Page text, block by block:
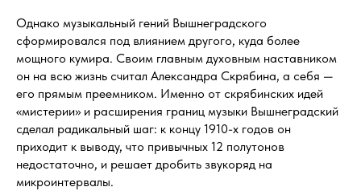
Однако музыкальный гений Вышнеградского
сформировался под влиянием другого, куда более
мощного кумира. Своим главным духовным наставником
он на всю жизнь считал Александра Скрябина, а себя —
его прямым преемником. Именно от скрябинских идей
«мистерии» и расширения границ музыки Вышнеградский
сделал радикальный шаг: к концу 1910-х годов он
приходит к выводу, что привычных 12 полутонов
недостаточно, и решает дробить звукоряд на
микроинтервалы.